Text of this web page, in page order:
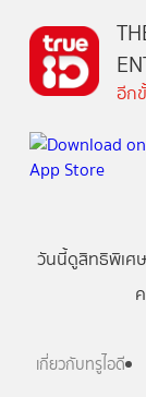
อีก
วันนี้ดูสิทธิพิเศษ
เกี่ยวกับทรูไอดี